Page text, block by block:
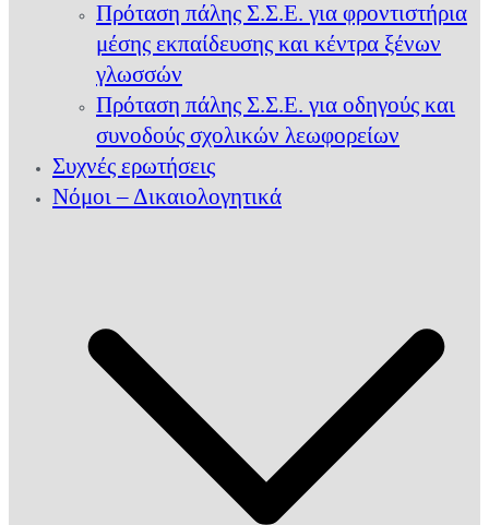
Πρόταση πάλης Σ.Σ.Ε. για φροντιστήρια
μέσης εκπαίδευσης και κέντρα ξένων
γλωσσών
Πρόταση πάλης Σ.Σ.Ε. για οδηγούς και
συνοδούς σχολικών λεωφορείων
Συχνές ερωτήσεις
Νόμοι – Δικαιολογητικά